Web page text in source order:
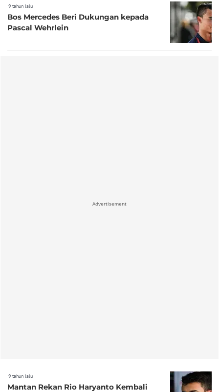
9 tahun lalu
Bos Mercedes Beri Dukungan kepada
Pascal Wehrlein
Advertisement
9 tahun lalu
Mantan Rekan Rio Haryanto Kembali